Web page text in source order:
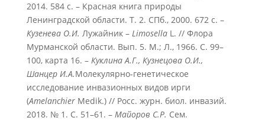
2014. 584 с. – Красная книга природы
Ленинградской области. Т. 2. СПб., 2000. 672 с. –
Кузенева О.И. Лужайник – LimosellaL. // Флора
Мурманской области. Вып. 5. М.; Л., 1966. С. 99–
100, карта 16. – Куклина А.Г., Кузнецова О.И.,
Шанцер И.А.Молекулярно-генетическое
исследование инвазионных видов ирги
(AmelanchierMedik.) // Росс. журн. биол. инвазий.
2018. № 1. С. 51–61. – Майоров С.Р. Сем.